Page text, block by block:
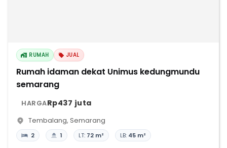
RUMAH JUAL
Rumah idaman dekat Unimus kedungmundu
semarang
HARGARp437 juta
Tembalang, Semarang
2 1 LT: 72 m² LB: 45 m²